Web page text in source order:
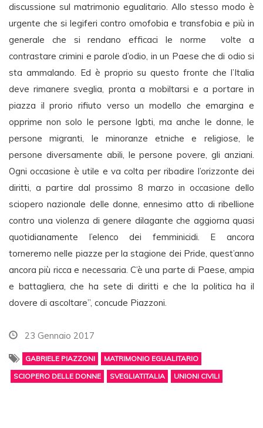
discussione sul matrimonio egualitario. Allo stesso modo è
urgente che si legiferi contro omofobia e transfobia e più in
generale che si rendano efficaci le norme volte a
contrastare crimini e parole d’odio, in un Paese che di odio si
sta ammalando. Ed è proprio su questo fronte che l’Italia
deve rimanere sveglia, pronta a mobiltarsi e a portare in
piazza il prorio rifiuto verso un modello che emargina e
opprime non solo le persone lgbti, ma anche le donne, le
persone migranti, le minoranze etniche e religiose, le
persone diversamente abili, le persone povere, gli anziani.
Ogni occasione è utile e va colta per ribadire l’orizzonte dei
diritti, a partire dal prossimo 8 marzo in occasione dello
sciopero nazionale delle donne, ennesimo atto di ribellione
contro una violenza di genere dilagante che aggiorna quasi
quotidianamente l’elenco dei femminicidi. E ancora
torneremo nelle piazze per la stagione dei Pride, quest’anno
ancora più ricca e necessaria. C’è una parte di Paese, ampia
e battagliera, che ha sete di diritti e che la politica ha il
dovere di ascoltare”, concude Piazzoni.
23 Gennaio 2017
GABRIELE PIAZZONI
MATRIMONIO EGUALITARIO
SCIOPERO DELLE DONNE
SVEGLIATITALIA UNIONI CIVILI